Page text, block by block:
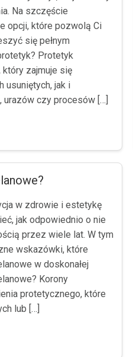
Na szczęście
opcji, które pozwolą Ci
się pełnym
Protetyk
zajmuje się
usuniętych, jak i
urazów czy procesów […]
w zdrowie i estetykę
jak odpowiednio o nie
przez wiele lat. W tym
wskazówki, które
w doskonałej
Korony
protetycznego, które
lub […]